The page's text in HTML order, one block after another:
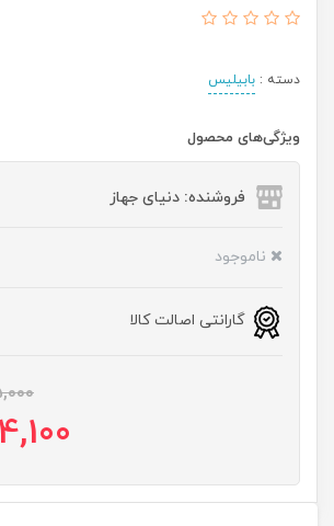
دسته : بابیلیس
ویژگی‌های محصول
فروشنده: دنیای جهاز
ناموجود
گارانتی اصالت کالا